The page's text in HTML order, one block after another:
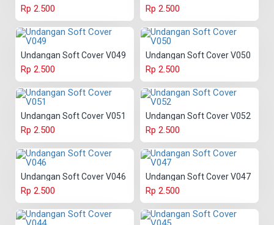
Rp 2.500 Rp 2.500
Undangan Soft Cover V049
Rp 2.500
Undangan Soft Cover V050
Rp 2.500
Undangan Soft Cover V051
Rp 2.500
Undangan Soft Cover V052
Rp 2.500
Undangan Soft Cover V046
Rp 2.500
Undangan Soft Cover V047
Rp 2.500